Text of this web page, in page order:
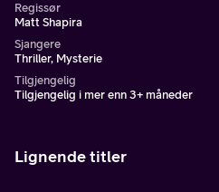
Regissør
Matt Shapira
Sjangere
Thriller, Mysterie
Tilgjengelig
Tilgjengelig i mer enn 3+ måneder
Lignende titler